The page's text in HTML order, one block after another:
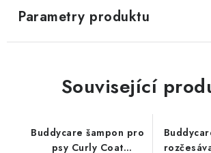
Parametry produktu
Související
Buddycare šampon pro
psy Curly Coat